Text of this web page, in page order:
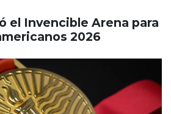
el Invencible Arena para
2026